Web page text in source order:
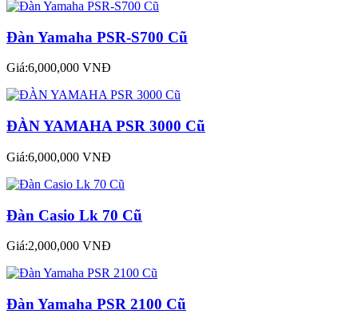
Đàn Yamaha PSR-S700 Cũ
Giá:6,000,000 VNĐ
ĐÀN YAMAHA PSR 3000 Cũ
Giá:6,000,000 VNĐ
Đàn Casio Lk 70 Cũ
Giá:2,000,000 VNĐ
Đàn Yamaha PSR 2100 Cũ